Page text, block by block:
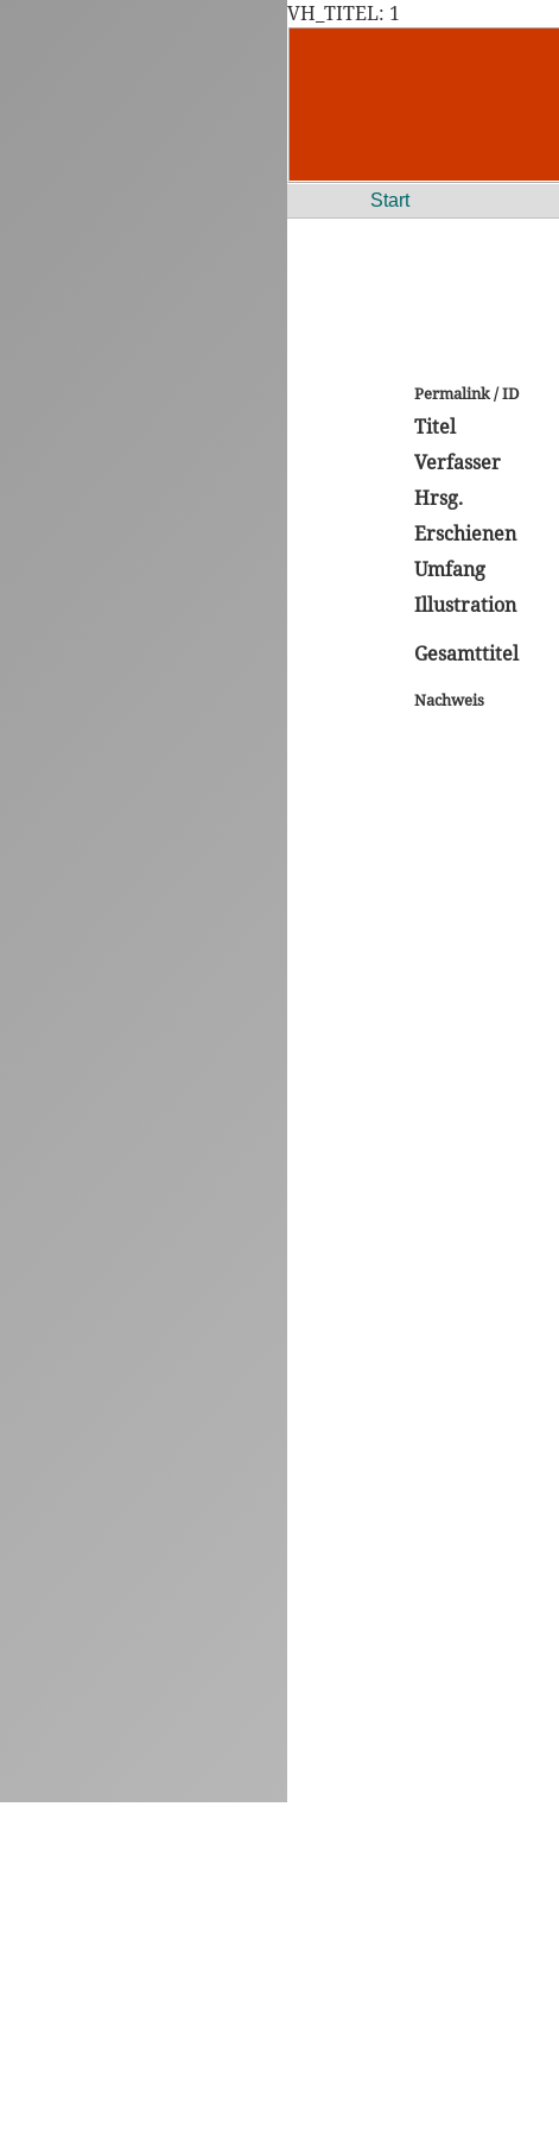
VH_TITEL: 1
Start
Permalink / ID
Titel
Verfasser
Hrsg.
Erschienen
Umfang
Illustration
Gesamttitel
Nachweis